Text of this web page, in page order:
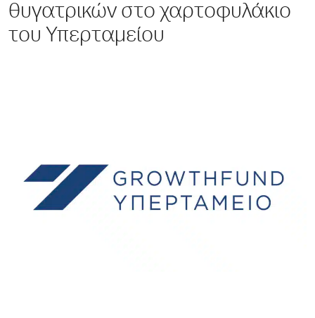
θυγατρικών στο χαρτοφυλάκιο
του Υπερταμείου